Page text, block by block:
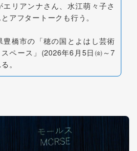
リアンナさん、水江萌々子さ
アフタートークも行う。
橋市の「穂の国とよはし芸術
ペース」(2026年6月5日㈮～7
。